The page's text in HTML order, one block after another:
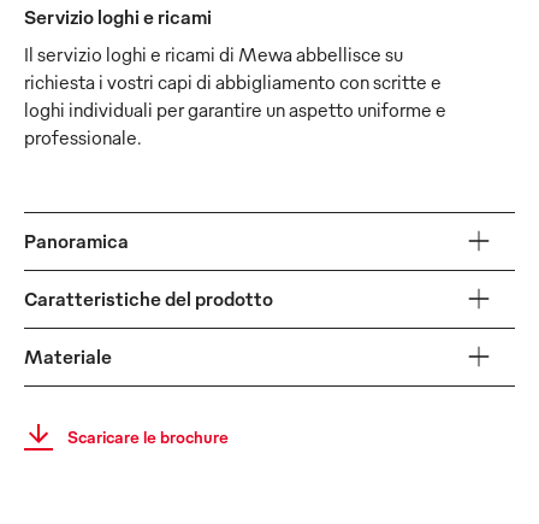
Servizio loghi e ricami
Il servizio loghi e ricami di Mewa abbellisce su
richiesta i vostri capi di abbigliamento con scritte e
loghi individuali per garantire un aspetto uniforme e
professionale.
Panoramica
Caratteristiche del prodotto
Materiale
Scaricare le brochure